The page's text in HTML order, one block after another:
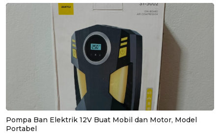
Pompa Ban Elektrik 12V Buat Mobil dan Motor, Model
Portabel